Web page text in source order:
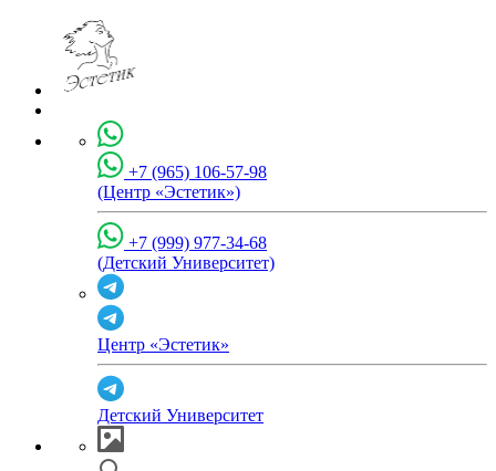
+7 (965) 106-57-98
(Центр «Эстетик»)
+7 (999) 977-34-68
(Детский Университет)
Центр «Эстетик»
Детский Университет